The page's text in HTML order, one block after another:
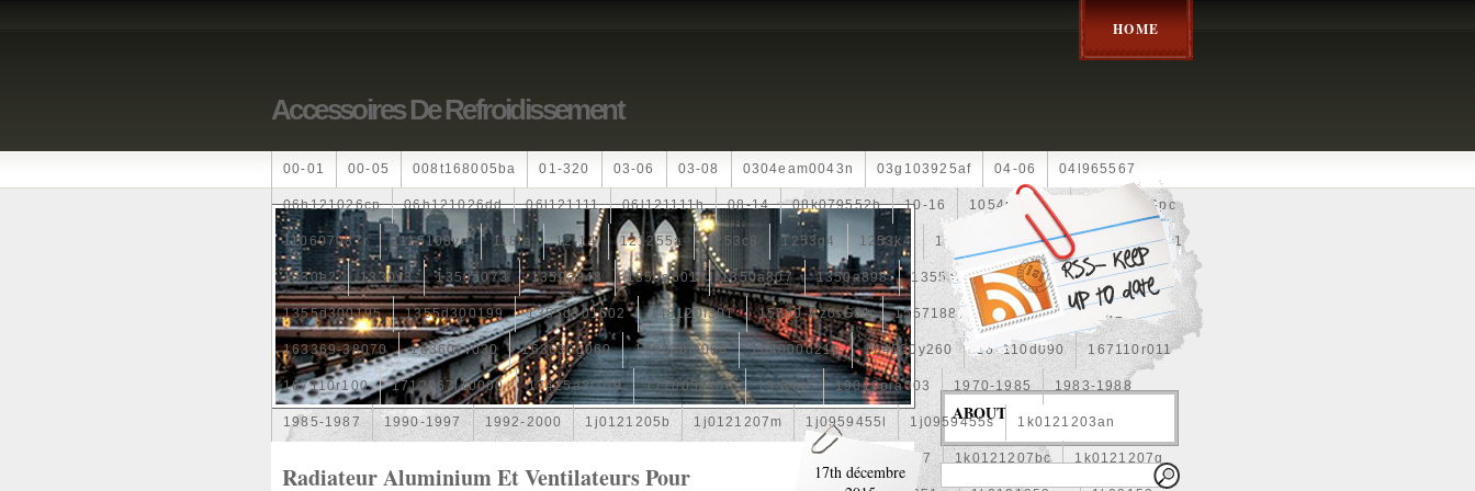
HOME
Accessoires De Refroidissement
00-01 00-05 008t168005ba 01-320 03-06 03-08 0304eam0043n 03g103925af 04-06 04l965567
06h121026cp 06h121026dd 06l121111 06l121111h 08-14 08k079552b 10-16 105452900g 10pc
110607087r 1115108ve 118ia 12-14 121255a 1253c8 1253g4 1253k4 126010e010 13-2269 1330c1
1330e2 1330v3 1350a073 1350a348 1350a601 1350a807 1350a898 1355a258 1355d300185
1355d300195 1355d300199 1355d301602 148120f301 15500-Rz0-G01 1557188b 15pcs 160400r160
163369-38070 16360yv030 163630g060 163630m060 164000d210 164000y260 167110d090 167110r011
167110r100 1712067j10000 17425a3f109 1770053k00 19-Row 19010pra003 1970-1985 1983-1988
1985-1987 1990-1997 1992-2000 1j0121205b 1j0121207m 1j0959455l 1j0959455s 1k0121203an
1k0121205g 1k0121207 1k0121207bc 1k0121207g
Radiateur Aluminium Et Ventilateurs Pour
17th décembre
ABOUT